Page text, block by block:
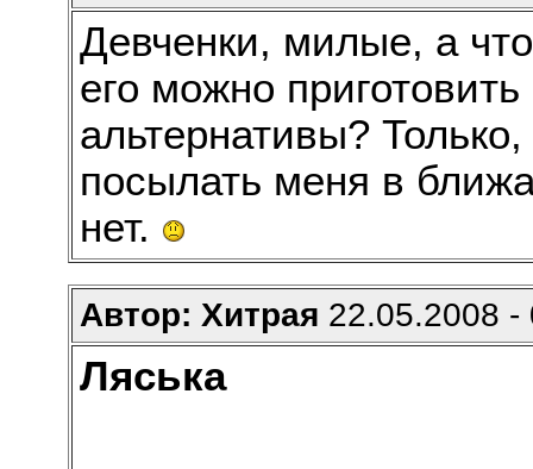
Девченки, милые, а
его можно
альтернативы?
посылать меня в
нет.
Автор: Хитрая 22.05.2008 -
Ляська